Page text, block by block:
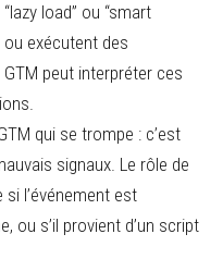
load” ou “smart
exécutent des
peut interpréter ces
qui se trompe : c’est
signaux. Le rôle de
l’événement est
ou s’il provient d’un script